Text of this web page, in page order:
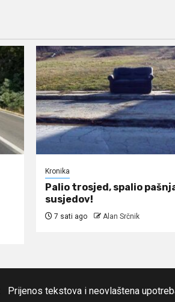
Kronika
Palio trosjed, spalio
susjedov!
7 sati ago Alan Srčnik
Prijenos tekstova i neovlaštena